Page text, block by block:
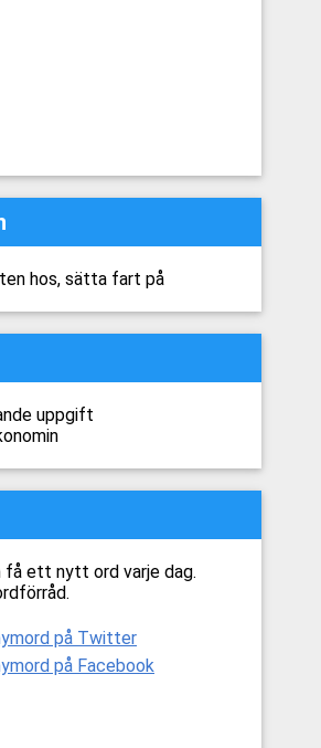
hos, sätta fart på
uppgift
få ett nytt ord varje dag.
på Twitter
på Facebook